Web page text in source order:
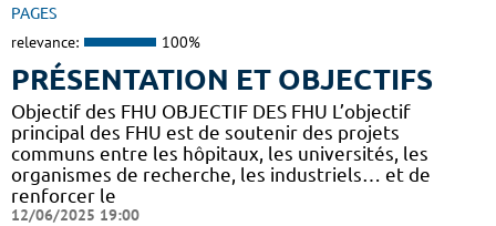
PAGES
relevance: 100%
PRÉSENTATION ET OBJECTIFS
Objectif des FHU OBJECTIF DES FHU L’objectif
principal des FHU est de soutenir des projets
communs entre les hôpitaux, les universités, les
organismes de recherche, les industriels… et de
renforcer le
12/06/2025 19:00